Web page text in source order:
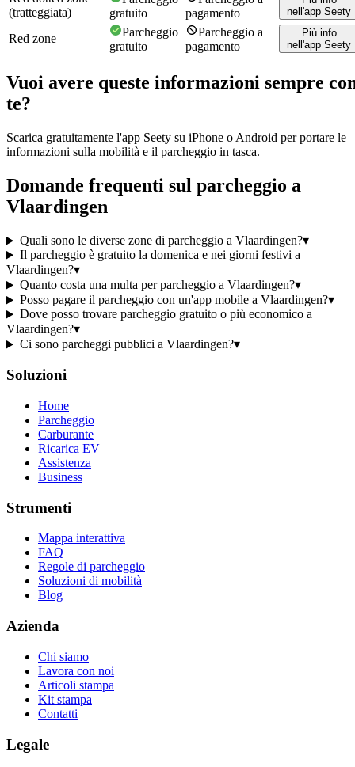
(tratteggiata)
gratuito
pagamento
nell'app Seety
Red zone
Parcheggio
gratuito
Parcheggio a
pagamento
Più info
nell'app Seety
Vuoi avere queste informazioni sempre
te?
Scarica gratuitamente l'app Seety su iPhone o Android per portare le
informazioni sulla mobilità e il parcheggio in tasca.
Domande frequenti sul parcheggio a
Vlaardingen
Quali sono le diverse zone di parcheggio a Vlaardingen?▾
Il parcheggio è gratuito la domenica e nei giorni festivi a
Vlaardingen?▾
Quanto costa una multa per parcheggio a Vlaardingen?▾
Posso pagare il parcheggio con un'app mobile a Vlaardingen?▾
Dove posso trovare parcheggio gratuito o più economico a
Vlaardingen?▾
Ci sono parcheggi pubblici a Vlaardingen?▾
Soluzioni
Home
Parcheggio
Carburante
Ricarica EV
Assistenza
Business
Strumenti
Mappa interattiva
FAQ
Regole di parcheggio
Soluzioni di mobilità
Blog
Azienda
Chi siamo
Lavora con noi
Articoli stampa
Kit stampa
Contatti
Legale